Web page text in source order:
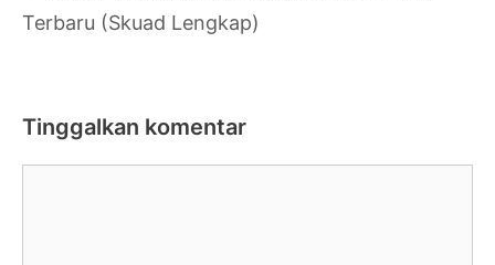
Terbaru (Skuad Lengkap)
Tinggalkan komentar